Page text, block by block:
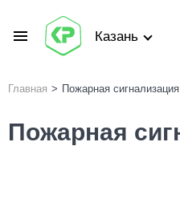
Казань
Главная > Пожарная сигнализация
Пожарная